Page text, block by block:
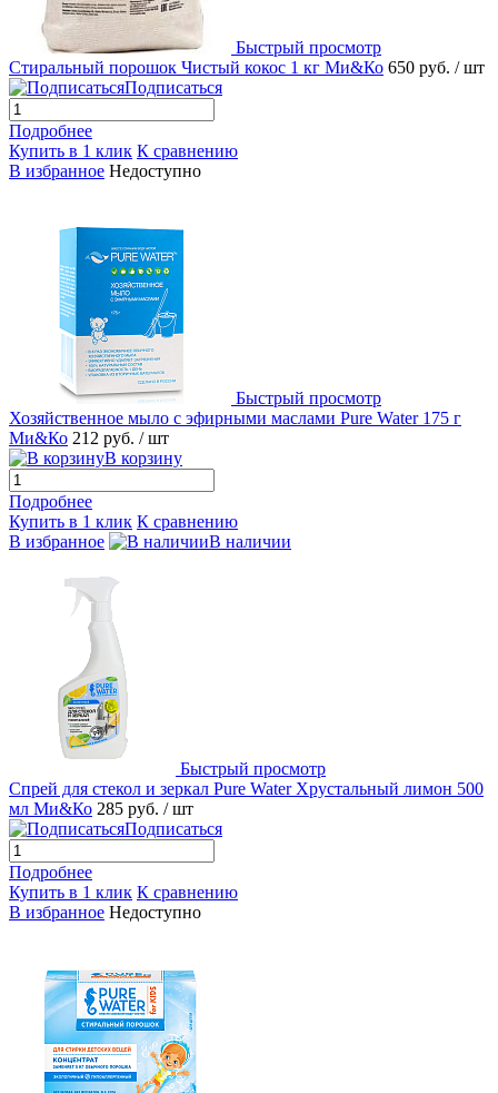
Быстрый просмотр
Стиральный порошок Чистый кокос 1 кг Ми&Ко 650 руб. / шт
Подписаться
Подробнее
Купить в 1 клик К сравнению
В избранное Недоступно
Быстрый просмотр
Хозяйственное мыло с эфирными маслами Pure Water 175 г
Ми&Ко 212 руб. / шт
В корзину
Подробнее
Купить в 1 клик К сравнению
В избранное
В наличии
Быстрый просмотр
Спрей для стекол и зеркал Pure Water Хрустальный лимон 500
мл Ми&Ко 285 руб. / шт
Подписаться
Подробнее
Купить в 1 клик К сравнению
В избранное Недоступно